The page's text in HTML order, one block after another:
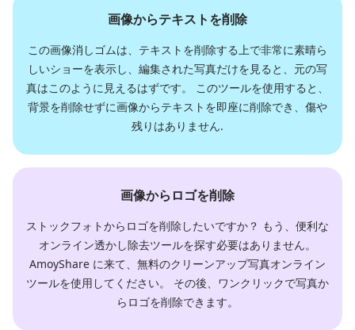
画像からテキストを削除
この画像消しゴムは、テキストを削除する上で非常に素晴ら
しいショーを表示し、編集された写真だけを見ると、元の写
真はこのように見えるはずです。 このツールを使用すると、
背景を削除せずに画像からテキストを即座に削除でき、傷や
残りはありません.
画像からロゴを削除
ストックフォトからロゴを削除したいですか？ もう、便利な
オンライン透かし除去ツールを探す必要はありません。
AmoyShare に来て、無料のクリーンアップ写真オンライン
ツールを使用してください。 その後、ワンクリックで写真か
らロゴを削除できます。